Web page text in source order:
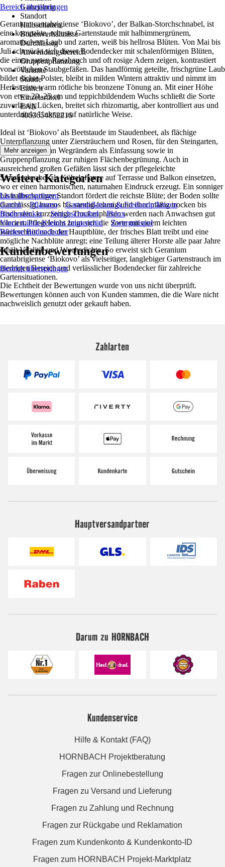
Ganzjährig
Standort
Halbschatten
Bodenverhältnisse
Durchlässig
Anwendungsbereich
Gruppenpflanzung
Variante
Staude
Einheit
Einzelartikel
EAN
4063654852216
Bereich überspringen
Geranium cantabrigiense ‘Biokovo’, der Balkan-Storchschnabel, ist
eine kompakte, robuste Gartenstaude mit halbimmergrünem,
aromatischem Laub und zarten, weiß bis hellrosa Blüten. Von Mai bis
Juli schmückt sich dieser Bodendecker mit schalenförmigen Blüten,
die einen zarten Rosahauch und oft rosige Adern zeigen, kontrastiert
von rötlichen Staubgefäßen. Das handförmig geteilte, frischgrüne Laub
bildet dichte Polster, bleibt in milden Wintern attraktiv und nimmt im
Herbst eine warm rötliche bis bronzene Tönung an. Mit einer Höhe
von etwa 20–25 cm und teppichbildendem Wuchs schließt die Sorte
zuverlässig Lücken, breitet sich rhizomartig, aber kontrolliert aus und
unterdrückt Unkraut auf natürliche Weise.
Ideal ist ‘Biokovo’ als Beetstaude im Staudenbeet, als flächige
Unterpflanzung unter Ziersträuchern und Rosen, für den Steingarten,
den Vorgarten, an Wegrändern als Einfassung sowie in
Gruppenpflanzung zur ruhigen Flächenbegrünung. Auch in
ausreichend großen Gefäßen lässt sich der pflegeleichte
Storchschnabel als Kübelpflanze auf Terrasse und Balkon einsetzen,
wo er einen harmonischen, naturnahen Eindruck erzeugt. Ein sonniger
bis halbschattiger Standort fördert die reichste Blüte; der Boden sollte
durchlässig, humos bis sandig-lehmig und eher mäßig trocken bis
frisch sein, kurzzeitige Trockenphasen werden nach Anwachsen gut
toleriert. Pflegeleicht zeigt sich die Sorte mit einem leichten
Rückschnitt nach der Hauptblüte, der frisches Blatt treibt und eine
mögliche Nachblüte anregt; eine Teilung älterer Horste alle paar Jahre
erhält Vitalität und Wuchsdichte. So erweist sich Geranium
cantabrigiense ‘Biokovo’ als vielseitiger, langlebiger Gartenstrauch im
niedrigen Bereich und verlässlicher Bodendecker für zahlreiche
Gartensituationen.
Mehr anzeigen
Weitere Kategorien
Liste überspringen
Garten
Pflanzen
Gartenpflanzen & Freilandpflanzen
Bodendecker
Storchschnabel
Phlox
Vinca minor-Kleines Immergrün
Zwergmispel
Weitere Bodendecker
Kundenbewertungen
Bereich überspringen
Die Echtheit der Bewertungen wurde von uns nicht überprüft.
Bewertungen können auch von Kunden stammen, die die Ware nicht
nachweislich genutzt oder gekauft haben.
Zahlarten
Hauptversandpartner
Darum zu HORNBACH
Kundenservice
Hilfe & Kontakt (FAQ)
HORNBACH Projektberatung
Fragen zur Onlinebestellung
Fragen zu Versand und Lieferung
Fragen zu Zahlung und Rechnung
Fragen zur Rückgabe und Reklamation
Fragen zum Kundenkonto & Kundenkonto-ID
Fragen zum HORNBACH Projekt-Marktplatz